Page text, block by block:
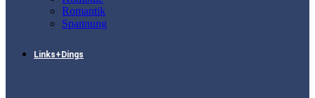
Romantik
Spannung
Links+Dings